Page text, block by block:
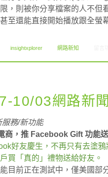
，則被你分享檔案的人不但
至還能直接開始播放跟全螢
insightxplorer 網路新知
10/03網路新聞
服務/新功能
商，推 Facebook Gift 功能
好友慶生，不再只有去塗
買「真的」禮物送給好友。
目前正在測試中，僅美國部